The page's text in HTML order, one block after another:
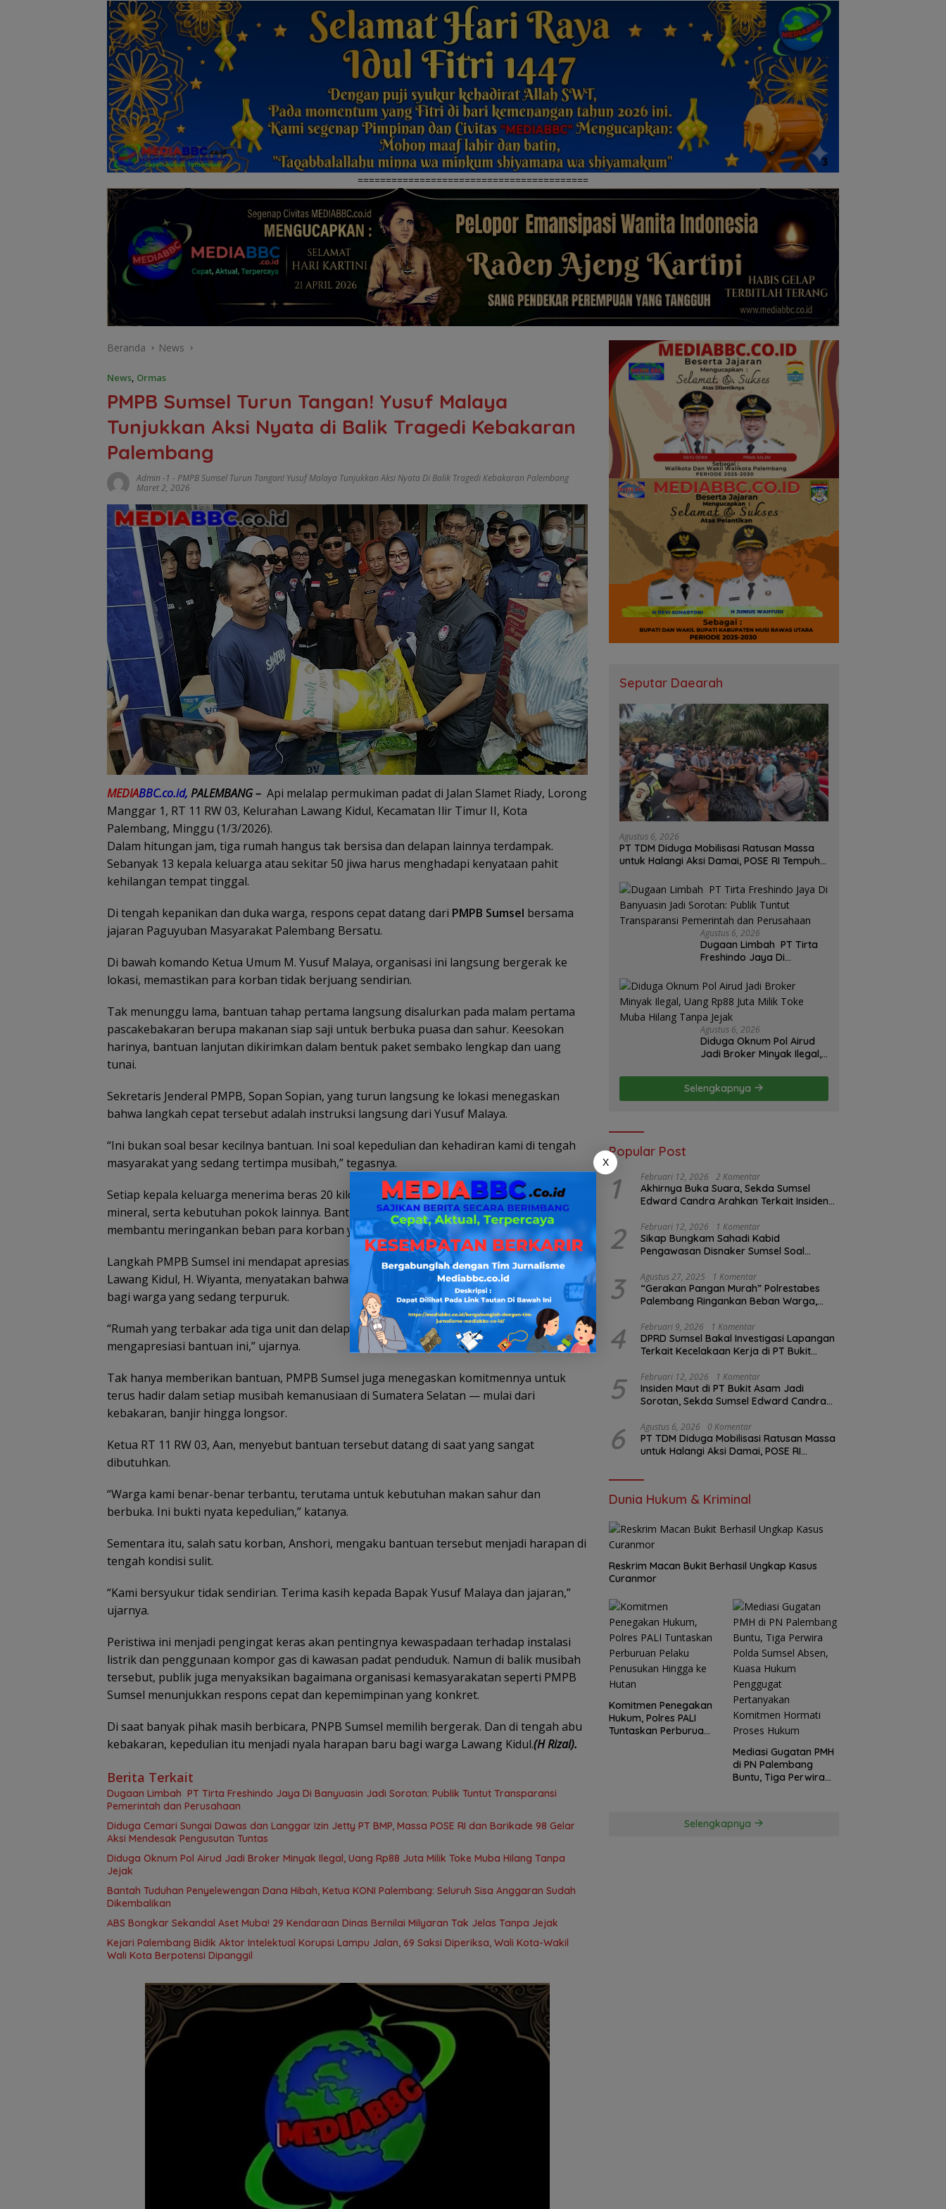
=========================================
Beranda News
News Ormas
PMPB Sumsel Turun Tangan! Yusuf Malaya
Tunjukkan Aksi Nyata di Balik Tragedi Kebakaran
Palembang
Admin -1 - PMPB Sumsel Turun Tangan! Yusuf Malaya Tunjukkan Aksi Nyata Di Balik Tragedi Kebakaran Palembang
Maret 2, 2026
MEDIABBC.co.id, PALEMBANG – Api melalap permukiman padat di Jalan Slamet Riady, Lorong
Manggar 1, RT 11 RW 03, Kelurahan Lawang Kidul, Kecamatan Ilir Timur II, Kota
Palembang, Minggu (1/3/2026).
Dalam hitungan jam, tiga rumah hangus tak bersisa dan delapan lainnya terdampak.
Sebanyak 13 kepala keluarga atau sekitar 50 jiwa harus menghadapi kenyataan pahit
kehilangan tempat tinggal.
Di tengah kepanikan dan duka warga, respons cepat datang dari PMPB Sumsel bersama
jajaran Paguyuban Masyarakat Palembang Bersatu.
Di bawah komando Ketua Umum M. Yusuf Malaya, organisasi ini langsung bergerak ke
lokasi, memastikan para korban tidak berjuang sendirian.
Tak menunggu lama, bantuan tahap pertama langsung disalurkan pada malam pertama
pascakebakaran berupa makanan siap saji untuk berbuka puasa dan sahur. Keesokan
harinya, bantuan lanjutan dikirimkan dalam bentuk paket sembako lengkap dan uang
tunai.
Sekretaris Jenderal PMPB, Sopan Sopian, yang turun langsung ke lokasi menegaskan
bahwa langkah cepat tersebut adalah instruksi langsung dari Yusuf Malaya.
“Ini bukan soal besar kecilnya bantuan. Ini soal kepedulian dan kehadiran kami di tengah
masyarakat yang sedang tertimpa musibah,” tegasnya.
Setiap kepala keluarga menerima beras 20 kilogram, mi instan, minyak goreng, gula, air
mineral, serta kebutuhan pokok lainnya. Bantuan uang tunai juga diberikan untuk
membantu meringankan beban para korban yang kehilangan harta benda.
Langkah PMPB Sumsel ini mendapat apresiasi dari pemerintah setempat. Plt Lurah
Lawang Kidul, H. Wiyanta, menyatakan bahwa kepedulian tersebut menjadi suntikan moral
bagi warga yang sedang terpuruk.
“Rumah yang terbakar ada tiga unit dan delapan terdampak. Korban jiwa nihil. Kami sangat
mengapresiasi bantuan ini,” ujarnya.
Tak hanya memberikan bantuan, PMPB Sumsel juga menegaskan komitmennya untuk
terus hadir dalam setiap musibah kemanusiaan di Sumatera Selatan — mulai dari
kebakaran, banjir hingga longsor.
Ketua RT 11 RW 03, Aan, menyebut bantuan tersebut datang di saat yang sangat
dibutuhkan.
“Warga kami benar-benar terbantu, terutama untuk kebutuhan makan sahur dan
berbuka. Ini bukti nyata kepedulian,” katanya.
Sementara itu, salah satu korban, Anshori, mengaku bantuan tersebut menjadi harapan di
tengah kondisi sulit.
“Kami bersyukur tidak sendirian. Terima kasih kepada Bapak Yusuf Malaya dan jajaran,”
ujarnya.
Peristiwa ini menjadi pengingat keras akan pentingnya kewaspadaan terhadap instalasi
listrik dan penggunaan kompor gas di kawasan padat penduduk. Namun di balik musibah
tersebut, publik juga menyaksikan bagaimana organisasi kemasyarakatan seperti PMPB
Sumsel menunjukkan respons cepat dan kepemimpinan yang konkret.
Di saat banyak pihak masih berbicara, PNPB Sumsel memilih bergerak. Dan di tengah abu
kebakaran, kepedulian itu menjadi nyala harapan baru bagi warga Lawang Kidul.(H Rizal).
Berita Terkait
Dugaan Limbah PT Tirta Freshindo Jaya Di Banyuasin Jadi Sorotan: Publik Tuntut Transparansi
Pemerintah dan Perusahaan
Diduga Cemari Sungai Dawas dan Langgar Izin Jetty PT BMP, Massa POSE RI dan Barikade 98 Gelar
Aksi Mendesak Pengusutan Tuntas
Diduga Oknum Pol Airud Jadi Broker Minyak Ilegal, Uang Rp88 Juta Milik Toke Muba Hilang Tanpa
Jejak
Bantah Tuduhan Penyelewengan Dana Hibah, Ketua KONI Palembang: Seluruh Sisa Anggaran Sudah
Dikembalikan
ABS Bongkar Sekandal Aset Muba! 29 Kendaraan Dinas Bernilai Milyaran Tak Jelas Tanpa Jejak
Kejari Palembang Bidik Aktor Intelektual Korupsi Lampu Jalan, 69 Saksi Diperiksa, Wali Kota-Wakil
Wali Kota Berpotensi Dipanggil
Seputar Daearah
Agustus 6, 2026
PT TDM Diduga Mobilisasi Ratusan Massa
untuk Halangi Aksi Damai, POSE RI Tempuh
Agustus 6, 2026
Dugaan Limbah PT Tirta
Freshindo Jaya Di
Publik Tuntut Transparansi
Pemerintah dan
Perusahaan
Agustus 6, 2026
Diduga Oknum Pol Airud
Jadi Broker Minyak Ilegal,
Muba Hilang Tanpa Jejak
Selengkapnya
Popular Post
1 Februari 12, 2026 2 Komentar
Akhirnya Buka Suara, Sekda Sumsel
Edward Candra Arahkan Terkait Insiden
2 Februari 12, 2026 1 Komentar
Sikap Bungkam Sahadi Kabid
Pengawasan Disnaker Sumsel Soal
Pengawasan K3?
3 Agustus 27, 2025 1 Komentar
“Gerakan Pangan Murah” Polrestabes
Palembang Ringankan Beban Warga,
4 Februari 9, 2026 1 Komentar
DPRD Sumsel Bakal Investigasi Lapangan
Terkait Kecelakaan Kerja di PT Bukit
5 Februari 12, 2026 1 Komentar
Insiden Maut di PT Bukit Asam Jadi
Sorotan, Sekda Sumsel Edward Candra
6 Agustus 6, 2026 0 Komentar
PT TDM Diduga Mobilisasi Ratusan Massa
untuk Halangi Aksi Damai, POSE RI
Dunia Hukum & Kriminal
Reskrim Macan Bukit Berhasil Ungkap Kasus
Curanmor
Komitmen Penegakan
Hukum, Polres PALI
Tuntaskan Perburuan
Mediasi Gugatan PMH
di PN Palembang
Buntu, Tiga Perwira
Pertanyakan
Selengkapnya
X